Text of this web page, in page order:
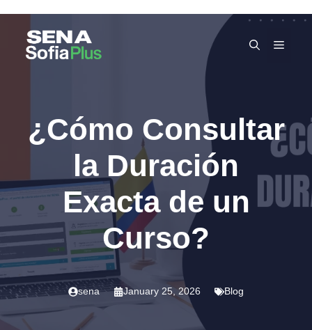
content
¿Cómo Consultar
la Duración
Exacta de un
Curso?
sena January 25, 2026 Blog